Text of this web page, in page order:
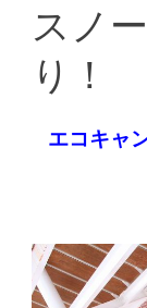
スノ
り！
エコキャ